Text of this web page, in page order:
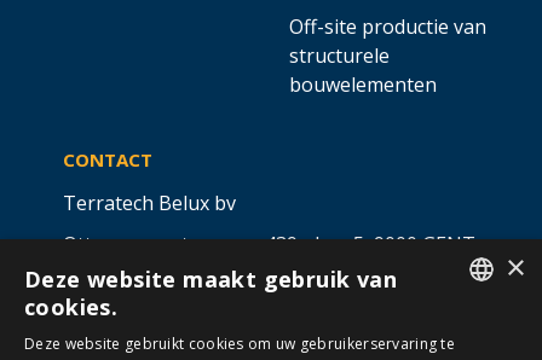
Off-site productie van
structurele
bouwelementen
CONTACT
Terratech Belux bv
Ottergemsesteenweg 439 - bus 5,9000 GENT
info@allterra-belux.com+32 9 430 25 30
BE1009.467.122
×
Deze website maakt gebruik van
cookies.
Deze website gebruikt cookies om uw gebruikerservaring te